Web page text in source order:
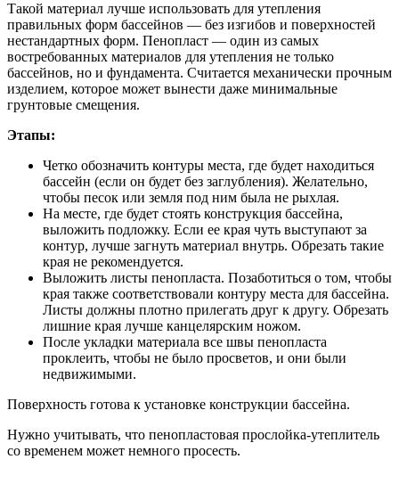
Такой материал лучше использовать для утепления
правильных форм бассейнов — без изгибов и поверхностей
нестандартных форм. Пенопласт — один из самых
востребованных материалов для утепления не только
бассейнов, но и фундамента. Считается механически прочным
изделием, которое может вынести даже минимальные
грунтовые смещения.
Этапы:
Четко обозначить контуры места, где будет находиться
бассейн (если он будет без заглубления). Желательно,
чтобы песок или земля под ним была не рыхлая.
На месте, где будет стоять конструкция бассейна,
выложить подложку. Если ее края чуть выступают за
контур, лучше загнуть материал внутрь. Обрезать такие
края не рекомендуется.
Выложить листы пенопласта. Позаботиться о том, чтобы
края также соответствовали контуру места для бассейна.
Листы должны плотно прилегать друг к другу. Обрезать
лишние края лучше канцелярским ножом.
После укладки материала все швы пенопласта
проклеить, чтобы не было просветов, и они были
недвижимыми.
Поверхность готова к установке конструкции бассейна.
Нужно учитывать, что пенопластовая прослойка-утеплитель
со временем может немного просесть.